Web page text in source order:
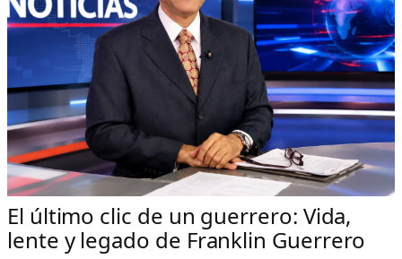
El último clic de un guerrero: Vida,
lente y legado de Franklin Guerrero